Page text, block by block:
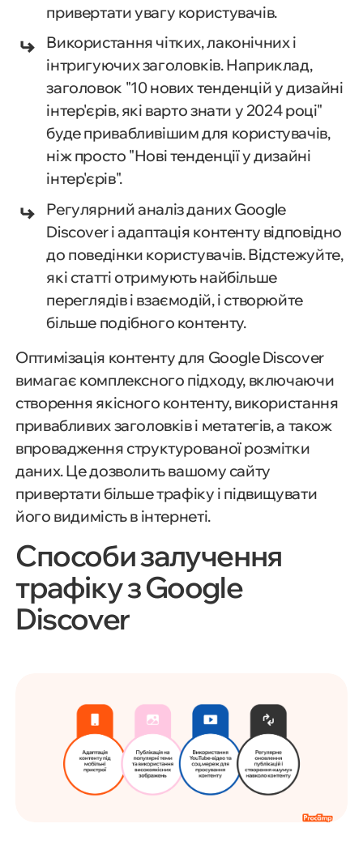
привертати увагу користувачів.
Використання чітких, лаконічних і
інтригуючих заголовків. Наприклад,
заголовок "10 нових тенденцій у дизайні
інтер'єрів, які варто знати у 2024 році"
буде привабливішим для користувачів,
ніж просто "Нові тенденції у дизайні
інтер'єрів".
Регулярний аналіз даних Google
Discover і адаптація контенту відповідно
до поведінки користувачів. Відстежуйте,
які статті отримують найбільше
переглядів і взаємодій, і створюйте
більше подібного контенту.
Оптимізація контенту для Google Discover
вимагає комплексного підходу, включаючи
створення якісного контенту, використання
привабливих заголовків і метатегів, а також
впровадження структурованої розмітки
даних. Це дозволить вашому сайту
привертати більше трафіку і підвищувати
його видимість в інтернеті.
Способи залучення
трафіку з Google
Discover